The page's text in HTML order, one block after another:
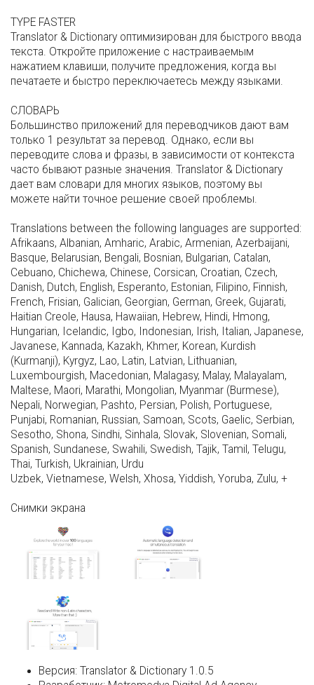
TYPE FASTER
Translator & Dictionary оптимизирован для быстрого ввода
текста. Откройте приложение с настраиваемым
нажатием клавиши, получите предложения, когда вы
печатаете и быстро переключаетесь между языками.
СЛОВАРЬ
Большинство приложений для переводчиков дают вам
только 1 результат за перевод. Однако, если вы
переводите слова и фразы, в зависимости от контекста
часто бывают разные значения. Translator & Dictionary
дает вам словари для многих языков, поэтому вы
можете найти точное решение своей проблемы.
Translations between the following languages are supported:
Afrikaans, Albanian, Amharic, Arabic, Armenian, Azerbaijani,
Basque, Belarusian, Bengali, Bosnian, Bulgarian, Catalan,
Cebuano, Chichewa, Chinese, Corsican, Croatian, Czech,
Danish, Dutch, English, Esperanto, Estonian, Filipino, Finnish,
French, Frisian, Galician, Georgian, German, Greek, Gujarati,
Haitian Creole, Hausa, Hawaiian, Hebrew, Hindi, Hmong,
Hungarian, Icelandic, Igbo, Indonesian, Irish, Italian, Japanese,
Javanese, Kannada, Kazakh, Khmer, Korean, Kurdish
(Kurmanji), Kyrgyz, Lao, Latin, Latvian, Lithuanian,
Luxembourgish, Macedonian, Malagasy, Malay, Malayalam,
Maltese, Maori, Marathi, Mongolian, Myanmar (Burmese),
Nepali, Norwegian, Pashto, Persian, Polish, Portuguese,
Punjabi, Romanian, Russian, Samoan, Scots, Gaelic, Serbian,
Sesotho, Shona, Sindhi, Sinhala, Slovak, Slovenian, Somali,
Spanish, Sundanese, Swahili, Swedish, Tajik, Tamil, Telugu,
Thai, Turkish, Ukrainian, Urdu
Uzbek, Vietnamese, Welsh, Xhosa, Yiddish, Yoruba, Zulu, +
Снимки экрана
Версия: Translator & Dictionary 1.0.5